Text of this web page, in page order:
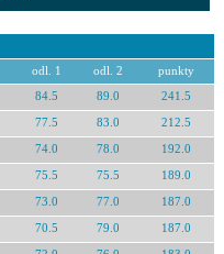
odl. 1 odl. 2 punkty
84.5 89.0 241.5
77.5 83.0 212.5
74.0 78.0 192.0
75.5 75.5 189.0
73.0 77.0 187.0
70.5 79.0 187.0